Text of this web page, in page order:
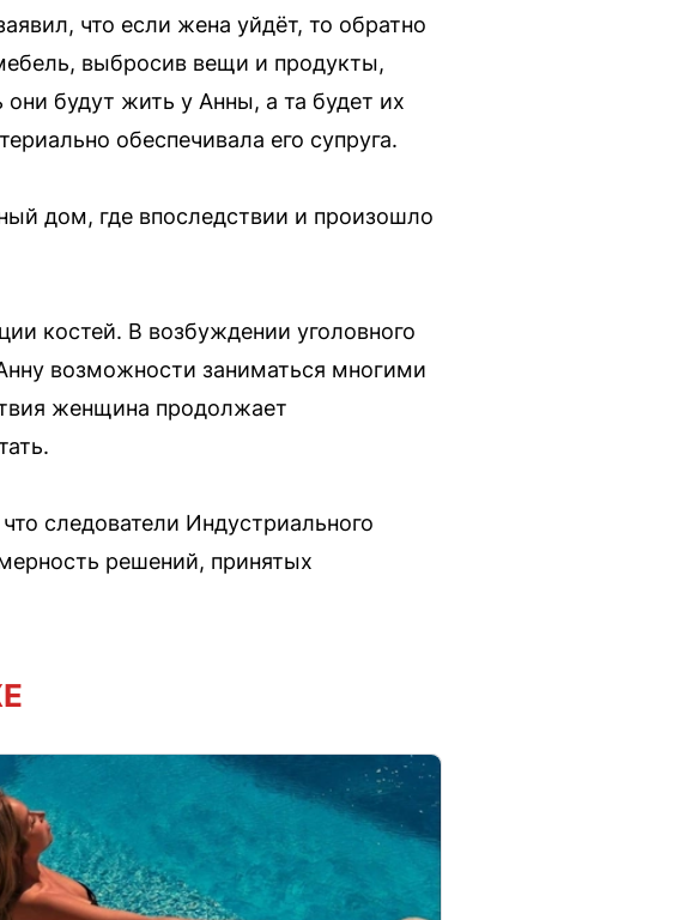
что если жена уйдёт, то обратно
выбросив вещи и продукты,
они будут жить у Анны, а та будет их
обеспечивала его супруга.
дом, где впоследствии и произошло
костей. В возбуждении уголовного
возможности заниматься многими
женщина продолжает
следователи Индустриального
решений, принятых